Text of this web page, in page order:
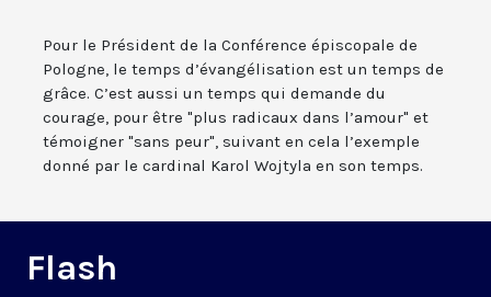
Pour le Président de la Conférence épiscopale de
Pologne, le temps d’évangélisation est un temps de
grâce. C’est aussi un temps qui demande du
courage, pour être "plus radicaux dans l’amour" et
témoigner "sans peur", suivant en cela l’exemple
donné par le cardinal Karol Wojtyla en son temps.
Flash